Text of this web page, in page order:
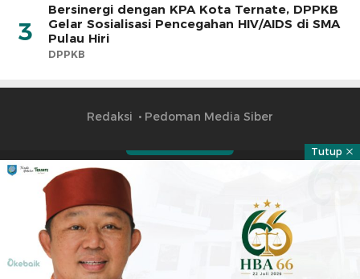
3
Bersinergi dengan KPA Kota Ternate, DPPKB
Gelar Sosialisasi Pencegahan HIV/AIDS di SMA
Pulau Hiri
DPPKB
Redaksi Pedoman Media Siber
Tutup